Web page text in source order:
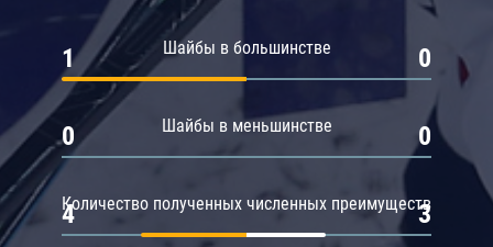
Шайбы в большинстве
1 0
Шайбы в меньшинстве
0 0
Количество полученных численных преимуществ
4 3